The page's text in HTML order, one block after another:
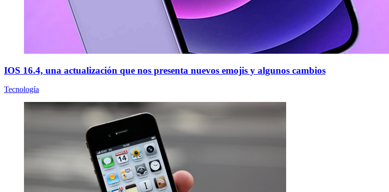
IOS 16.4, una actualización que nos presenta nuevos emojis y algunos cambios
Tecnología